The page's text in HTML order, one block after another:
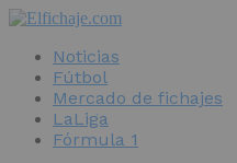
Noticias
Fútbol
Mercado de fichajes
LaLiga
Fórmula 1